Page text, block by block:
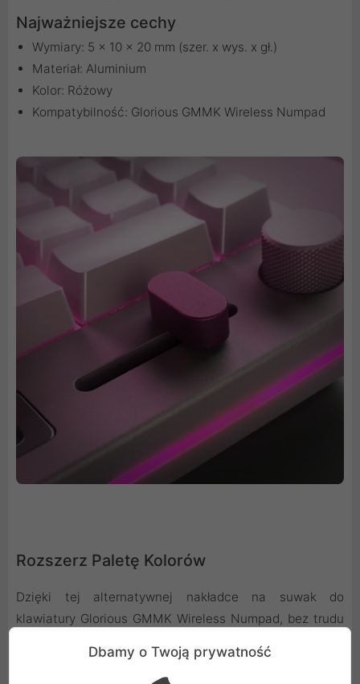
Najważniejsze cechy
Wymiary: 5 x 10 x 20 mm (szer. x wys. x gł.)
Materiał: Aluminium
Kolor: Różowy
Kompatybilność: Glorious GMMK Wireless Numpad
Rozszerz Paletę Kolorów
Dzięki tej alternatywnej nakładce na suwak do
klawiatury Glorious GMMK Wireless Numpad, bez trudu
swojego bezprzewodowego bloku numerycznego. Dodaj
Dbamy o Twoją prywatność